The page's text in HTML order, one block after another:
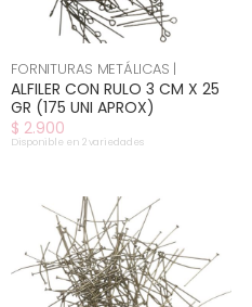
FORNITURAS METÁLICAS |
ALFILER CON RULO 3 CM X 25
GR (175 UNI APROX)
$ 2.900
Disponible en 2 variedades